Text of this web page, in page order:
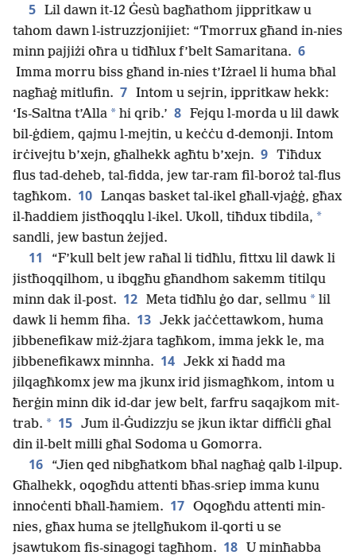
5 Lil dawn it-12 Ġesù bagħathom jippritkaw u
tahom dawn l-istruzzjonijiet: “Tmorrux għand in-nies
minn pajjiżi oħra u tidħlux f’belt Samaritana. 6
Imma morru biss għand in-nies t’Iżrael li huma bħal
nagħaġ mitlufin. 7 Intom u sejrin, ippritkaw hekk:
‘Is-Saltna t’Alla * hi qrib.’ 8 Fejqu l-morda u lil dawk
bil-ġdiem, qajmu l-mejtin, u keċċu d-demonji. Intom
irċivejtu b’xejn, għalhekk agħtu b’xejn. 9 Tiħdux
flus tad-deheb, tal-fidda, jew tar-ram fil-boroż tal-flus
tagħkom. 10 Lanqas basket tal-ikel għall-vjaġġ, għax
il-ħaddiem jistħoqqlu l-ikel. Ukoll, tiħdux tibdila, *
sandli, jew bastun żejjed.
11
“F’kull belt jew raħal li tidħlu, fittxu lil dawk li
jistħoqqilhom, u ibqgħu għandhom sakemm titilqu
minn dak il-post. 12 Meta tidħlu ġo dar, sellmu * lil
dawk li hemm fiha. 13 Jekk jaċċettawkom, huma
jibbenefikaw miż-żjara tagħkom, imma jekk le, ma
jibbenefikawx minnha. 14 Jekk xi ħadd ma
jilqagħkomx jew ma jkunx irid jismagħkom, intom u
ħerġin minn dik id-dar jew belt, farfru saqajkom mit-
trab. * 15 Jum il-Ġudizzju se jkun iktar diffiċli għal
din il-belt milli għal Sodoma u Gomorra.
16
“Jien qed nibgħatkom bħal nagħaġ qalb l-ilpup.
Għalhekk, oqogħdu attenti bħas-sriep imma kunu
innoċenti bħall-ħamiem. 17 Oqogħdu attenti min-
nies, għax huma se jtellgħukom il-qorti u se
jsawtukom fis-sinagogi tagħhom. 18
U minħabba